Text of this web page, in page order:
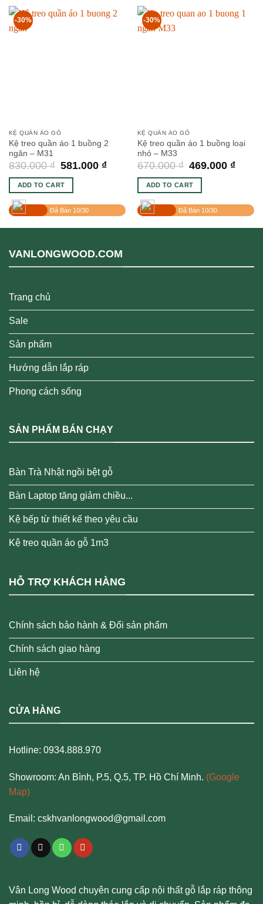
-30%
KỆ QUẦN ÁO GỖ
Kệ treo quần áo 1 buồng 2
ngăn – M31
830.000₫ 581.000 ₫
ADD TO CART
Đã Bán 10/30
-30%
KỆ QUẦN ÁO GỖ
Kệ treo quần áo 1 buồng loại
nhỏ – M33
670.000₫ 469.000 ₫
ADD TO CART
Đã Bán 10/30
VANLONGWOOD.COM
Trang chủ
Sale
Sản phẩm
Hướng dẫn lắp ráp
Phong cách sống
SẢN PHẨM BÁN CHẠY
Bàn Trà Nhật ngồi bệt gỗ
Bàn Laptop tăng giảm chiều...
Kệ bếp từ thiết kế theo yêu cầu
Kệ treo quần áo gỗ 1m3
HỖ TRỢ KHÁCH HÀNG
Chính sách bảo hành & Đổi sản phẩm
Chính sách giao hàng
Liên hệ
CỬA HÀNG
Hotline: 0934.888.970
Showroom: An Bình, P.5, Q.5, TP. Hồ Chí Minh. (Google
Map)
Email: cskhvanlongwood@gmail.com
Vân Long Wood chuyên cung cấp nội thất gỗ lắp ráp thông